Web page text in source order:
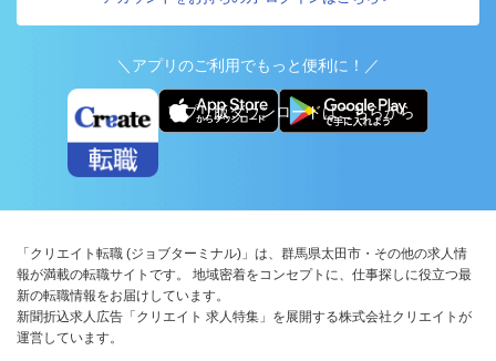
＼アプリのご利用でもっと便利に！／
アプリ版ダウンロードはこちらから
「クリエイト転職 (ジョブターミナル)」は、群馬県太田市・その他の求人情
報が満載の転職サイトです。 地域密着をコンセプトに、仕事探しに役立つ最
新の転職情報をお届けしています。
新聞折込求人広告「クリエイト 求人特集」を展開する株式会社クリエイトが
運営しています。